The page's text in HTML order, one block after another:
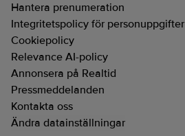
Hantera prenumeration
Integritetspolicy för personuppgifter
Cookiepolicy
Relevance AI-policy
Annonsera på Realtid
Pressmeddelanden
Kontakta oss
Ändra datainställningar